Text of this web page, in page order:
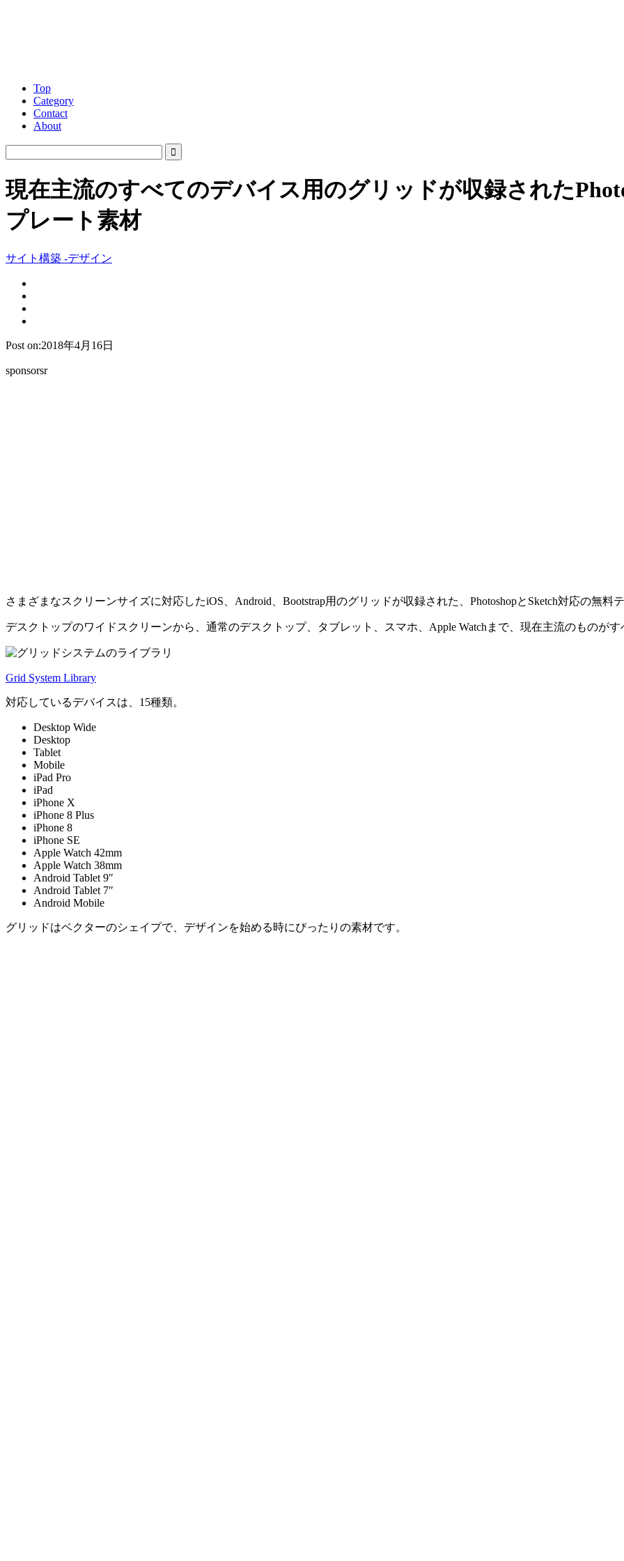
Top
Category
Contact
About
現在主流のすべてのデバイス用のグリッドが収録された
プレート素材
サイト構築 -デザイン
Post on:2018年4月16日
sponsorsr
さまざまなスクリーンサイズに対応したiOS、Android、Bootstrap用のグリッドが収録された、PhotoshopとSketch対応の無料
デスクトップのワイドスクリーンから、通常のデスクトップ、タブレット、スマホ、Apple Watchまで、現在主流のものがす
Grid System Library
対応しているデバイスは、15種類。
Desktop Wide
Desktop
Tablet
Mobile
iPad Pro
iPad
iPhone X
iPhone 8 Plus
iPhone 8
iPhone SE
Apple Watch 42mm
Apple Watch 38mm
Android Tablet 9″
Android Tablet 7″
Android Mobile
グリッドはベクターのシェイプで、デザインを始める時にぴったりの素材です。